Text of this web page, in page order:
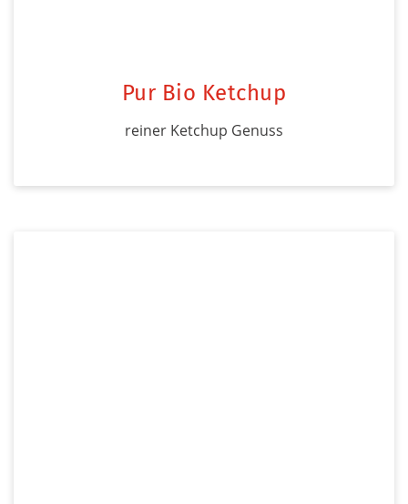
Pur Bio Ketchup
reiner Ketchup Genuss